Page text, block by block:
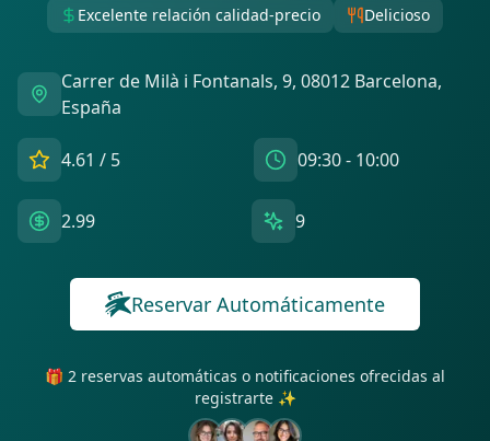
Excelente relación calidad-precio Delicioso
Carrer de Milà i Fontanals, 9, 08012 Barcelona,
España
4.61 / 5 09:30 - 10:00
2.99 9
Reservar Automáticamente
🎁 2 reservas automáticas o notificaciones ofrecidas al
registrarte ✨